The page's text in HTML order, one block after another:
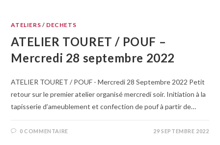
ATELIERS / DECHETS
ATELIER TOURET / POUF –
Mercredi 28 septembre 2022
ATELIER TOURET / POUF - Mercredi 28 Septembre 2022 Petit
retour sur le premier atelier organisé mercredi soir. Initiation à la
tapisserie d’ameublement et confection de pouf à partir de…
0 COMMENTAIRE 29 SEPTEMBRE 2022